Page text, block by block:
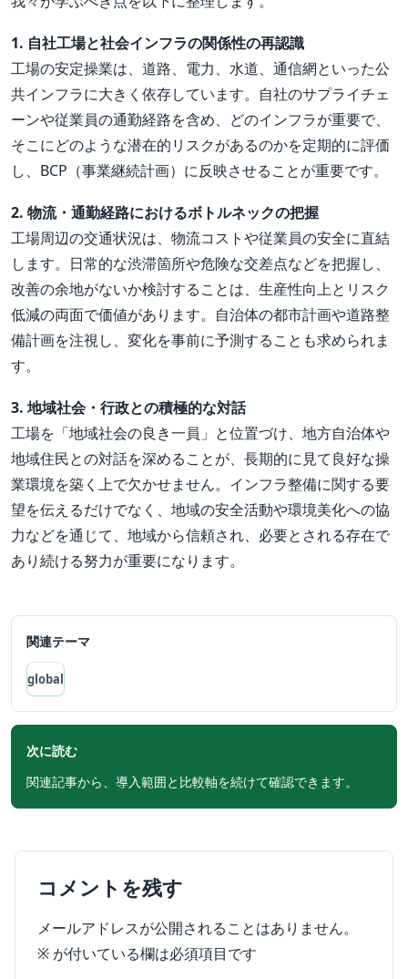
1. 自社工場と社会インフラの関係性の再認識
工場の安定操業は、道路、電力、水道、通信網といった公
共インフラに大きく依存しています。自社のサプライチェ
ーンや従業員の通勤経路を含め、どのインフラが重要で、
そこにどのような潜在的リスクがあるのかを定期的に評価
し、BCP（事業継続計画）に反映させることが重要です。
2. 物流・通勤経路におけるボトルネックの把握
工場周辺の交通状況は、物流コストや従業員の安全に直結
します。日常的な渋滞箇所や危険な交差点などを把握し、
改善の余地がないか検討することは、生産性向上とリスク
低減の両面で価値があります。自治体の都市計画や道路整
備計画を注視し、変化を事前に予測することも求められま
す。
3. 地域社会・行政との積極的な対話
工場を「地域社会の良き一員」と位置づけ、地方自治体や
地域住民との対話を深めることが、長期的に見て良好な操
業環境を築く上で欠かせません。インフラ整備に関する要
望を伝えるだけでなく、地域の安全活動や環境美化への協
力などを通じて、地域から信頼され、必要とされる存在で
あり続ける努力が重要になります。
関連テーマ
global
次に読む
関連記事から、導入範囲と比較軸を続けて確認できます。
コメントを残す
メールアドレスが公開されることはありません。
※ が付いている欄は必須項目です